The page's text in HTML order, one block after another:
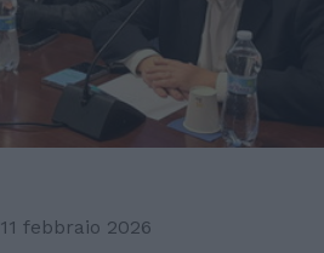
11 febbraio 2026